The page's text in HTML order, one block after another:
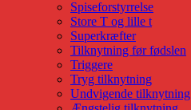
Spiseforstyrrelse
Store T og lille t
Superkræfter
Tilknytning før fødslen
Triggere
Tryg tilknytning
Undvigende tilknytning